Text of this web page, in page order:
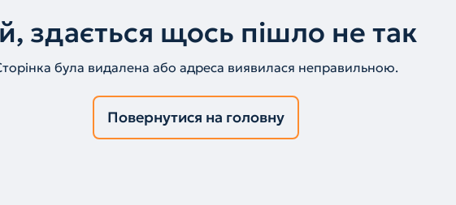
здається щось пішло не так
була видалена або адреса виявилася неправильною.
Повернутися на головну